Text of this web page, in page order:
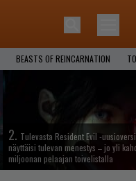
BEASTS OF REINCARNATION
2. Tulevasta Resident Evil -
näyttäisi tulevan menestys – jo yli
miljoonan pelaajan toivelistalla